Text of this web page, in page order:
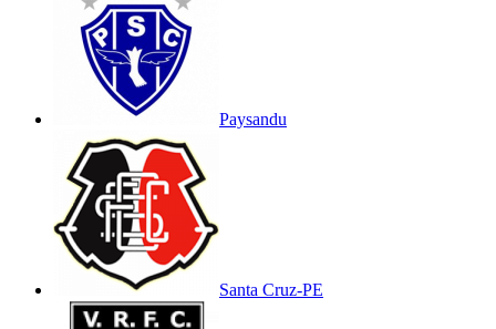
Paysandu
Santa Cruz-PE